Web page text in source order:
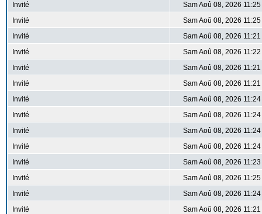
Invité
Sam Aoû 08, 2026
Invité
Sam Aoû 08, 2026
Invité
Sam Aoû 08, 2026
Invité
Sam Aoû 08, 2026
Invité
Sam Aoû 08, 2026
Invité
Sam Aoû 08, 2026
Invité
Sam Aoû 08, 2026
Invité
Sam Aoû 08, 2026
Invité
Sam Aoû 08, 2026
Invité
Sam Aoû 08, 2026
Invité
Sam Aoû 08, 2026
Invité
Sam Aoû 08, 2026
Invité
Sam Aoû 08, 2026
Invité
Sam Aoû 08, 2026